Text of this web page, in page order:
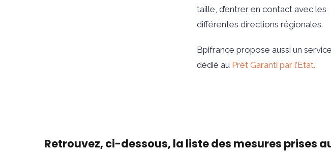
taille, d’entrer en contact avec les
différentes directions régionales.
Bpifrance propose aussi un service
dédié au Prêt Garanti par l’Etat.
Retrouvez, ci-dessous, la liste des mesures prises